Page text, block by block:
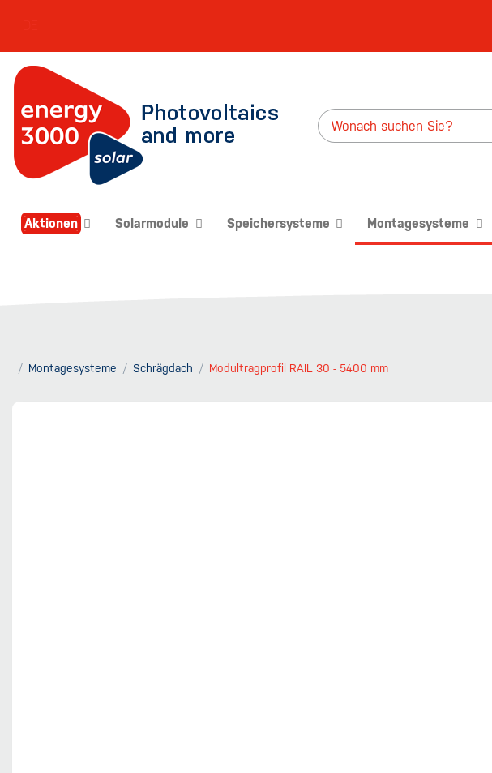
Aktionen Solarmodule Speichersysteme Montagesysteme
Montagesysteme Schrägdach Modultragprofil RAIL 30 - 5400 mm